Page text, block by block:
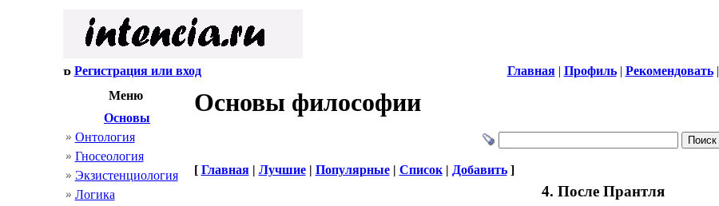
Регистрация или вход Главная| Профиль| Рекомендовать|
Меню
Основы
Онтология
Гносеология
Экзистенциология
Логика
Основы философии
[ Главная| Лучшие| Популярные| Список| Добавить]
4. После Прантля